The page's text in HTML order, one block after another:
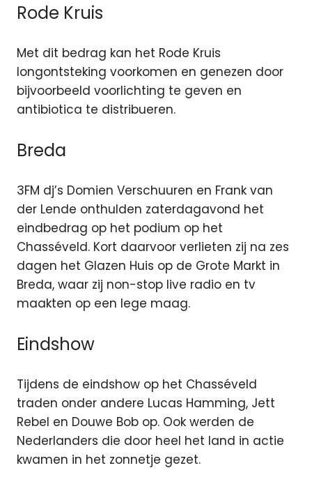
Rode Kruis
Met dit bedrag kan het Rode Kruis
longontsteking voorkomen en genezen door
bijvoorbeeld voorlichting te geven en
antibiotica te distribueren.
Breda
3FM dj’s Domien Verschuuren en Frank van
der Lende onthulden zaterdagavond het
eindbedrag op het podium op het
Chasséveld. Kort daarvoor verlieten zij na zes
dagen het Glazen Huis op de Grote Markt in
Breda, waar zij non-stop live radio en tv
maakten op een lege maag.
Eindshow
Tijdens de eindshow op het Chasséveld
traden onder andere Lucas Hamming, Jett
Rebel en Douwe Bob op. Ook werden de
Nederlanders die door heel het land in actie
kwamen in het zonnetje gezet.